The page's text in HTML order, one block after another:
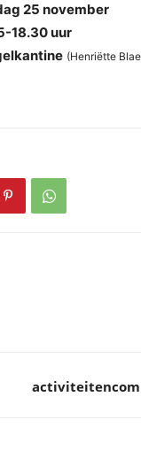
25 november
18.30 uur
(Henriëtte